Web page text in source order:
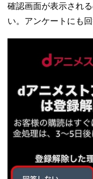
確認画面が表示され
い。アンケートにも回